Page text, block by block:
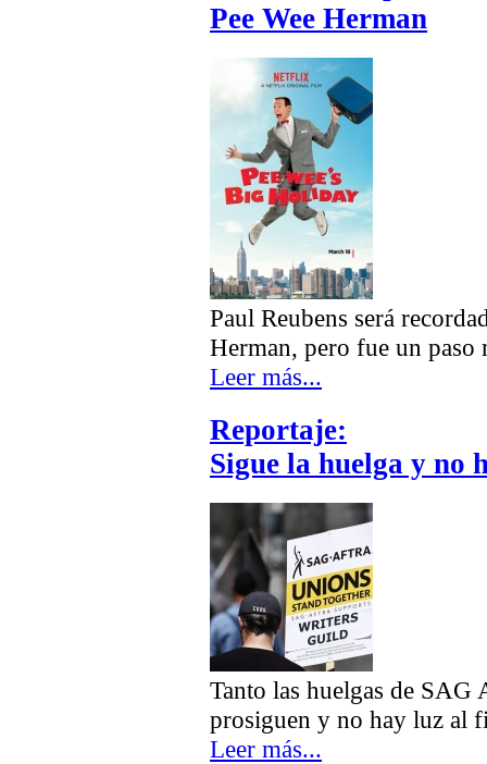
Pee Wee Herman
Paul Reubens será
Herman, pero fue un paso
Leer más...
Reportaje:
Sigue la huelga y no
Tanto las huelgas de
prosiguen y no hay luz al
Leer más...